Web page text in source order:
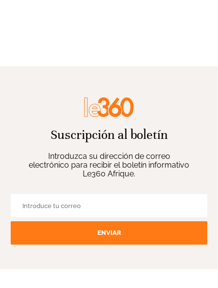
Suscripción al boletín
Introduzca su dirección de correo
electrónico para recibir el boletín informativo
Le360 Afrique.
ENVIAR